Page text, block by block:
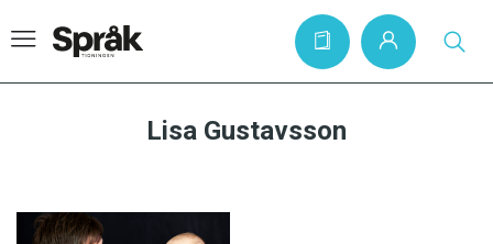
Artiklar
Lisa Gustavsson